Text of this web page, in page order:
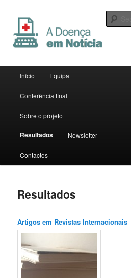
A Doença em Notícia
Skip to primary content
Skip to secondary content
Início Equipa
Conferência final
Sobre o projeto
Resultados Newsletter
Contactos
Resultados
Artigos em Revistas Internacionais